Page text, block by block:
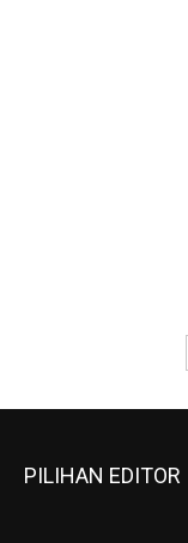
PILIHAN EDITOR